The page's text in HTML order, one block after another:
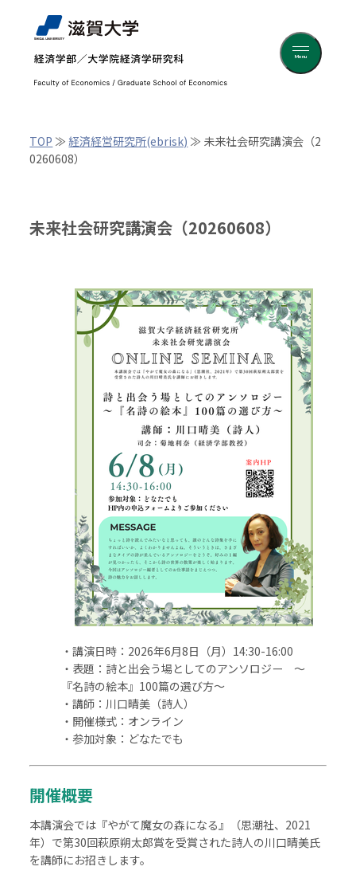
Menu
TOP ≫経済経営研究所(ebrisk) ≫ 未来社会研究講演会（2
0260608）
未来社会研究講演会（20260608）
・講演日時：2026年6月8日（月）14:30-16:00
・表題：詩と出会う場としてのアンソロジー ～
『名詩の絵本』 100篇の選び方～
・講師：川口晴美（詩人）
・開催様式：オンライン
・参加対象：どなたでも
開催概要
本講演会では『やがて魔女の森になる』（思潮社、 2021
年）で第30回萩原朔太郎賞を受賞された詩人の川口晴美氏
を講師にお招きします。